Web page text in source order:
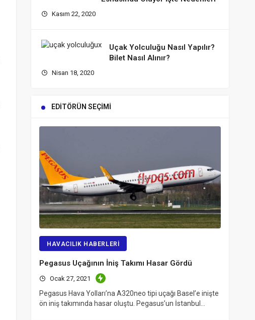
Kasım 22, 2020
Uçak Yolculuğu Nasıl Yapılır?
Bilet Nasıl Alınır?
Nisan 18, 2020
EDITÖRÜN SEÇIMI
HAVACILIK HABERLERI
Pegasus Uçağının İniş Takımı Hasar Gördü
Ocak 27, 2021
Pegasus Hava Yolları’na A320neo tipi uçağı Basel’e inişte
ön iniş takımında hasar oluştu. Pegasus’un İstanbul…